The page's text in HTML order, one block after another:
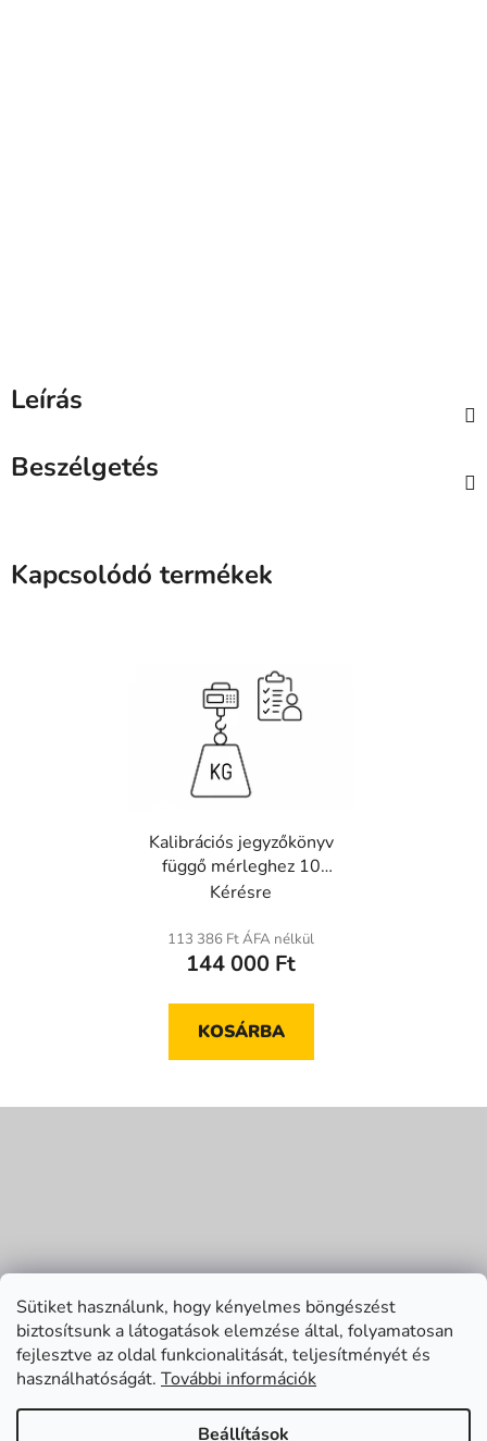
Sütiket használunk, hogy kényelmes böngészést
biztosítsunk a látogatások elemzése által, folyamatosan
fejlesztve az oldal funkcionalitását, teljesítményét és
használhatóságát. További információk
Beállítások
Leírás
Beszélgetés
Kapcsolódó termékek
Kalibrációs jegyzőkönyv
függő mérleghez 10
000 kg-ig
Kérésre
113 386 Ft ÁFA nélkül
144 000 Ft
KOSÁRBA
c